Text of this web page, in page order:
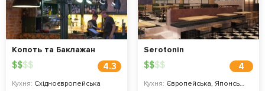
Копоть та Баклажан
Кухня: Східноєвропейська
4.3
$$$$
Serotonin
Кухня: Європейська, Японська
4
$$$$